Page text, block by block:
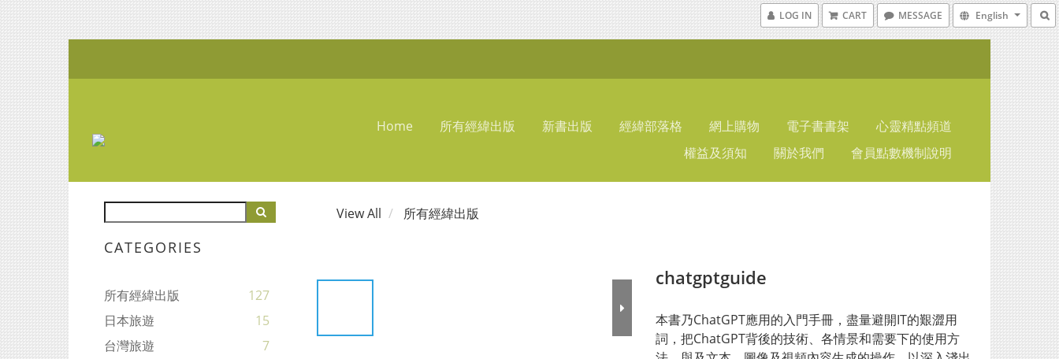
LOG IN CART MESSAGE English
Home 所有經緯出版 新書出版 經緯部落格 網上購物 電子書書架
心靈精點頻道
權益及須知
關於我們 會員點數機制說明
CATEGORIES
所有經緯出版
127
日本旅遊
15
台灣旅遊
7
View All 所有經緯出版
chatgptguide
本書乃ChatGPT應用的入門手冊，盡量避開IT的艱澀用
詞，把ChatGPT背後的技術、各情景和需要下的使用方